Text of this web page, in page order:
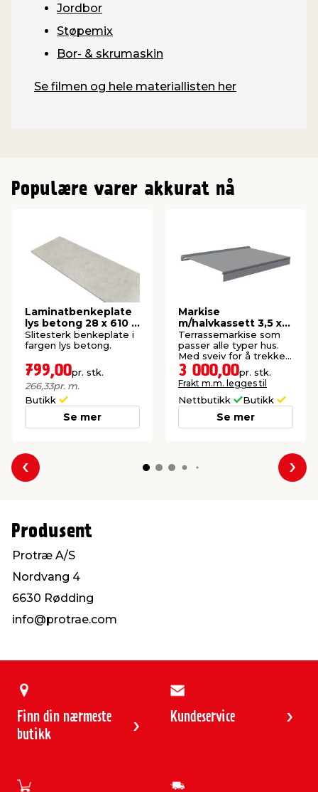
Jordbor
Støpemix
Bor- & skrumaskin
Se filmen og hele materiallisten her
Populære varer akkurat nå
Laminatbenkeplate
lys betong 28 x 610 x
3000 mm
Slitesterk benkeplate i
fargen lys betong.
799,00pr. stk.
266,33pr. m.
Butikk
Se mer
Markise
m/halvkassett 3,5 x
2,5 m
Terrassemarkise som
passer alle typer hus.
Med sveiv for å trekke
markisen ut eller inn.
3 000,00pr. stk.
Frakt m.m. legges til
Nettbutikk Butikk
Se mer
Forrige
Produsent
Protræ A/S
Nordvang 4
6630 Rødding
info@protrae.com
Finn din nærmeste
butikk
Kundeservice